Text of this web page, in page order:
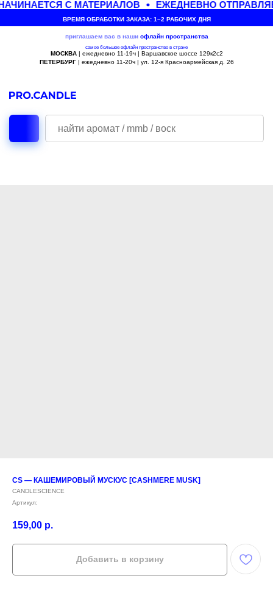
С МАТЕРИАЛОВ ЕЖЕДНЕВНО
ВРЕМЯ ОБРАБОТКИ ЗАКАЗА: 1–2 РАБОЧИХ ДНЯ
приглашаем вас в наши офлайн пространства
самое большое офлайн пространство в стране
МОСКВА| ежедневно 11-19ч | Варшавское шоссе 129к2с2
ПЕТЕРБУРГ| ежедневно 11-20ч | ул. 12-я Красноармейская д. 26
CS — КАШЕМИРОВЫЙ МУСКУС [CASHMERE MUSK]
CANDLESCIENCE
Артикул:
159,00 р.
Добавить в корзину